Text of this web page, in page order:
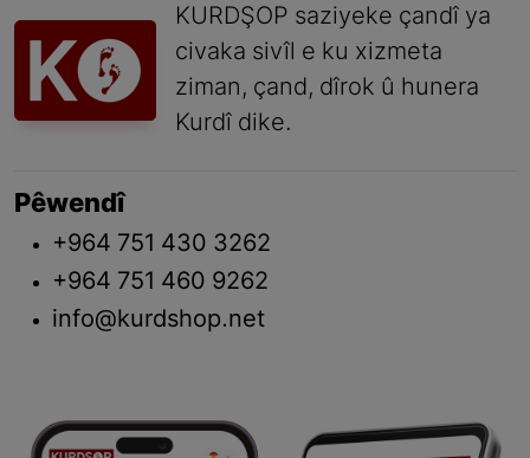
KURDŞOP saziyeke çandî ya
civaka sivîl e ku xizmeta
ziman, çand, dîrok û hunera
Kurdî dike.
Pêwendî
+964 751 430 3262
+964 751 460 9262
info@kurdshop.net